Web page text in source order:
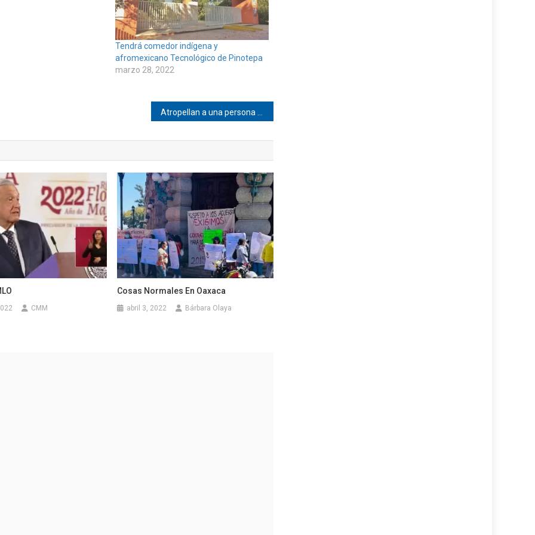
Tendrá comedor indígena y
afromexicano Tecnológico de Pinotepa
marzo 28, 2022
CMM
Cosas Normales En Oaxaca
abril 3, 2022 Bárbara Olaya